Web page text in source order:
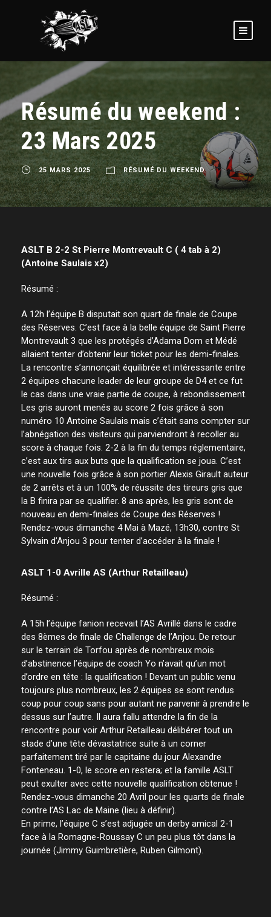
Résumé du weekend :
23 Mars 2025
25 MARS 2025 RÉSUMÉ DU WEEKEND
ASLT B 2-2 St Pierre Montrevault C ( 4 tab à 2)
(Antoine Saulais x2)
Résumé :
A 12h l’équipe B disputait son quart de finale de Coupe
des Réserves. C’est face à la belle équipe de Saint Pierre
Montrevault 3 que les protégés d’Adama Dom et Médé
allaient tenter d’obtenir leur ticket pour les demi-finales.
La rencontre s’annonçait équilibrée et intéressante entre
2 équipes chacune leader de leur groupe de D4 et ce fut
le cas dans une vraie partie de coupe, à rebondissement.
Les gris auront menés au score 2 fois grâce à son
numéro 10 Antoine Saulais mais c’était sans compter sur
l’abnégation des visiteurs qui parviendront à recoller au
score à chaque fois. 2-2 à la fin du temps réglementaire,
c’est aux tirs aux buts que la qualification se joua. C’est
une nouvelle fois grâce à son portier Alexis Girault auteur
de 2 arrêts et à un 100% de réussite des tireurs gris que
la B finira par se qualifier. 8 ans après, les gris sont de
nouveau en demi-finales de Coupe des Réserves !
Rendez-vous dimanche 4 Mai à Mazé, 13h30, contre St
Sylvain d’Anjou 3 pour tenter d’accéder à la finale !
ASLT 1-0 Avrille AS (Arthur Retailleau)
Résumé :
A 15h l’équipe fanion recevait l’AS Avrillé dans le cadre
des 8èmes de finale de Challenge de l’Anjou. De retour
sur le terrain de Torfou après de nombreux mois
d’abstinence l’équipe de coach Yo n’avait qu’un mot
d’ordre en tête : la qualification ! Devant un public venu
toujours plus nombreux, les 2 équipes se sont rendus
coup pour coup sans pour autant ne parvenir à prendre le
dessus sur l’autre. Il aura fallu attendre la fin de la
rencontre pour voir Arthur Retailleau délibérer tout un
stade d’une tête dévastatrice suite à un corner
parfaitement tiré par le capitaine du jour Alexandre
Fonteneau. 1-0, le score en restera; et la famille ASLT
peut exulter avec cette nouvelle qualification obtenue !
Rendez-vous dimanche 20 Avril pour les quarts de finale
contre l’AS Lac de Maine (lieu à définir).
En prime, l’équipe C s’est adjugée un derby amical 2-1
face à la Romagne-Roussay C un peu plus tôt dans la
journée (Jimmy Guimbretière, Ruben Gilmont).